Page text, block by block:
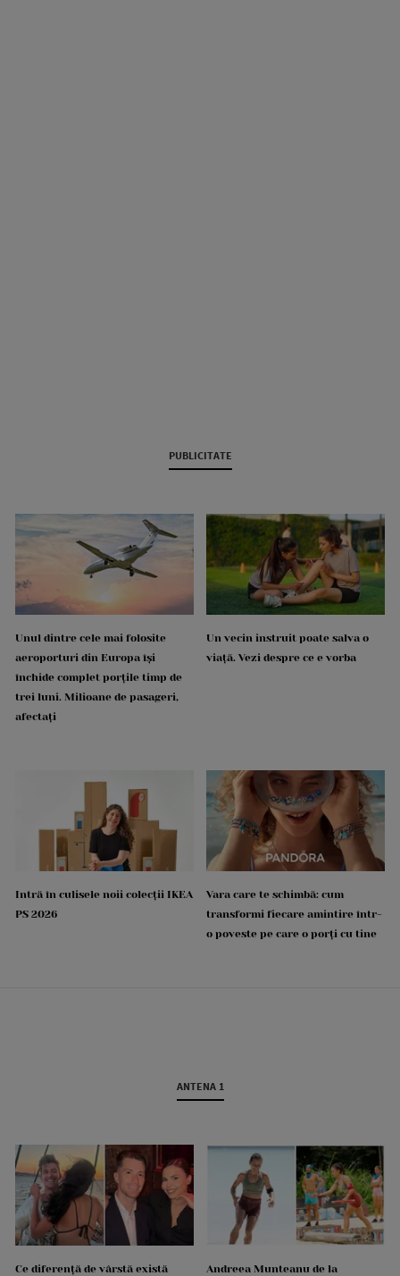
PUBLICITATE
Unul dintre cele mai folosite
aeroporturi din Europa își
închide complet porțile timp de
trei luni. Milioane de pasageri,
afectați
Un vecin instruit poate salva o
viață. Vezi despre ce e vorba
Intră în culisele noii colecții IKEA
PS 2026
Vara care te schimbă: cum
transformi fiecare amintire într-
o poveste pe care o porți cu tine
ANTENA 1
Ce diferență de vârstă există
Andreea Munteanu de la